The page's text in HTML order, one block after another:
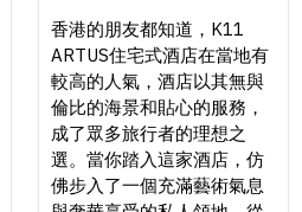
香港的朋友都知道，K11
ARTUS住宅式酒店在當地有
較高的人氣，酒店以其無與
倫比的海景和貼心的服務，
成了眾多旅行者的理想之
選。當你踏入這家酒店，仿
佛步入了一個充滿藝術氣息